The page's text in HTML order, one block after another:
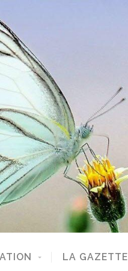
LA GAZETTE